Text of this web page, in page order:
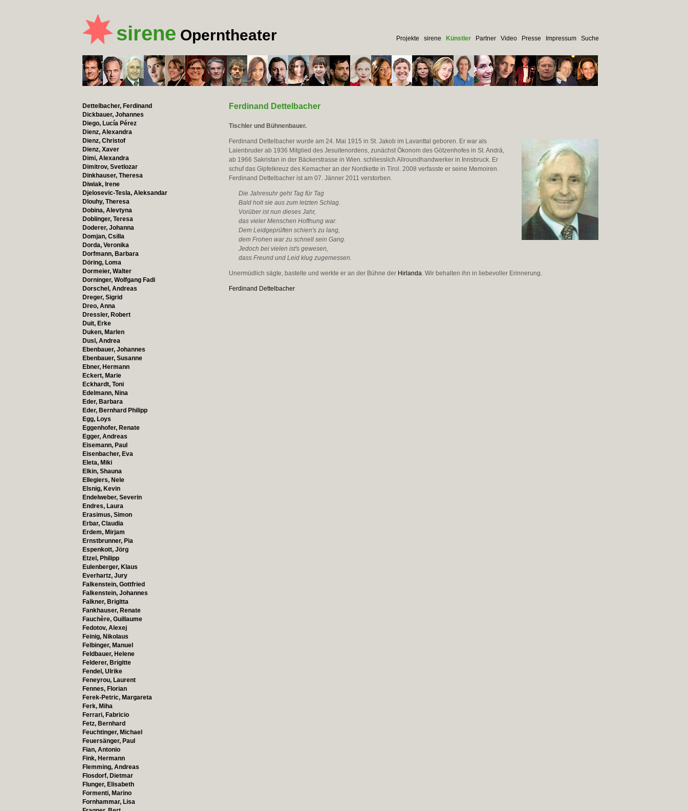
sirene Operntheater Projekte sirene Künstler Partner Video Presse Impressum Suche
Dettelbacher, Ferdinand
Dickbauer, Johannes
Diego, Lucía Pérez
Dienz, Alexandra
Dienz, Christof
Dienz, Xaver
Dimi, Alexandra
Dimitrov, Svetlozar
Dinkhauser, Theresa
Diwiak, Irene
Djelosevic-Tesla, Aleksandar
Dlouhy, Theresa
Dobina, Alevtyna
Doblinger, Teresa
Doderer, Johanna
Domjan, Csilla
Dorda, Veronika
Dorfmann, Barbara
Döring, Loma
Dormeier, Walter
Dorninger, Wolfgang Fadi
Dorschel, Andreas
Dreger, Sigrid
Dreo, Anna
Dressler, Robert
Duit, Erke
Duken, Marlen
Dusl, Andrea
Ebenbauer, Johannes
Ebenbauer, Susanne
Ebner, Hermann
Eckert, Marie
Eckhardt, Toni
Edelmann, Nina
Eder, Barbara
Eder, Bernhard Philipp
Egg, Loys
Eggenhofer, Renate
Egger, Andreas
Eisemann, Paul
Eisenbacher, Eva
Eleta, Miki
Elkin, Shauna
Ellegiers, Nele
Elsnig, Kevin
Endelweber, Severin
Endres, Laura
Erasimus, Simon
Erbar, Claudia
Erdem, Mirjam
Ernstbrunner, Pia
Espenkott, Jörg
Etzel, Philipp
Eulenberger, Klaus
Everhartz, Jury
Falkenstein, Gottfried
Falkenstein, Johannes
Falkner, Brigitta
Fankhauser, Renate
Fauchère, Guillaume
Fedotov, Alexej
Feinig, Nikolaus
Felbinger, Manuel
Feldbauer, Helene
Felderer, Brigitte
Fendel, Ulrike
Feneyrou, Laurent
Fennes, Florian
Ferek-Petric, Margareta
Ferk, Miha
Ferrari, Fabricio
Fetz, Bernhard
Feuchtinger, Michael
Feuersänger, Paul
Fian, Antonio
Fink, Hermann
Flemming, Andreas
Flosdorf, Dietmar
Flunger, Elisabeth
Formenti, Marino
Fornhammar, Lisa
Ferdinand Dettelbacher
Tischler und Bühnenbauer.
Ferdinand Dettelbacher wurde am 24. Mai 1915 in St. Jakob im Lavanttal geboren. Er war als
Laienbruder ab 1936 Mitglied des Jesuitenordens, zunächst Ökonom des Götzenhofes in St. Andrä,
ab 1966 Sakristan in der Bäckerstrasse in Wien. schliesslich Allroundhandwerker in Innsbruck. Er
schuf das Gipfelkreuz des Kemacher an der Nordkette in Tirol. 2008 verfasste er seine Memoiren.
Ferdinand Dettelbacher ist am 07. Jänner 2011 verstorben.
Die Jahresuhr geht Tag für Tag
Bald holt sie aus zum letzten Schlag.
Vorüber ist nun dieses Jahr,
das vieler Menschen Hoffnung war.
Dem Leidgeprüften schien's zu lang,
dem Frohen war zu schnell sein Gang.
Jedoch bei vielen ist's gewesen,
dass Freund und Leid klug zugemessen.
Unermüdlich sägte, bastelte und werkte er an der Bühne der Hirlanda. Wir behalten ihn in liebevoller Erinnerung.
Ferdinand Dettelbacher